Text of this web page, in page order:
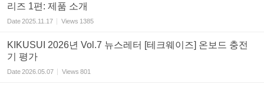
리즈 1편: 제품 소개
Date2025.11.17 Views 1385
KIKUSUI 2026년 Vol.7 뉴스레터 [테크웨이즈] 온보드 충전
기 평가
Date2026.05.07 Views 801